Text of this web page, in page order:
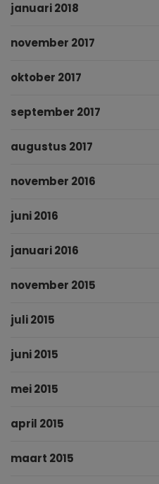
januari 2018
november 2017
oktober 2017
september 2017
augustus 2017
november 2016
juni 2016
januari 2016
november 2015
juli 2015
juni 2015
mei 2015
april 2015
maart 2015